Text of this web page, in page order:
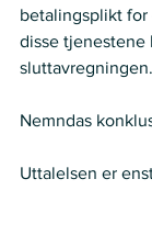
betalingsplikt
disse tjenestene
sluttavregningen.
Nemndas
Uttalelsen er